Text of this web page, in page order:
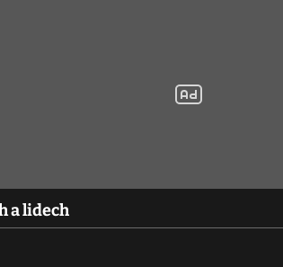
a lidech